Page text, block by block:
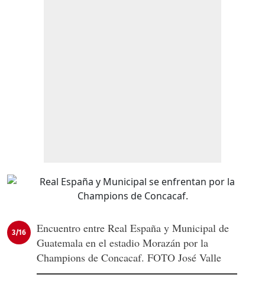
3/16
Encuentro entre Real España y Municipal de
Guatemala en el estadio Morazán por la
Champions de Concacaf. FOTO José Valle